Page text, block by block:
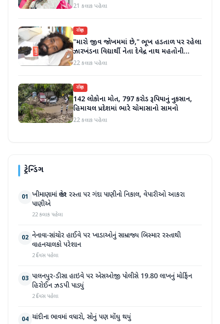
21 કલાક પહેલા
રાષ્ટ્રીય
"મારો જીવ જોખમમાં છે," ભૂખ હડતાળ પર રહેલા
ઝારખંડના વિદ્યાર્થી નેતા દેવેન્દ્ર નાથ મહતોની
તબિયત ખરાબ
22 કલાક પહેલા
રાષ્ટ્રીય
142 લોકોના મોત, 797 કરોડ રૂપિયાનું નુકસાન,
હિમાચલ પ્રદેશમાં ભારે ચોમાસાનો સામનો
22 કલાક પહેલા
ટ્રેન્ડિંગ
01 ખીમાણામાં જાહેર રસ્તા પર ગંદા પાણીનો નિકાલ, વેપારીઓ આકરા
પાણીએ
22 કલાક પહેલા
02 નેનાવા-સાંચોર હાઈવે પર ખાડાઓનું સામ્રાજ્ય બિસ્માર રસ્તાથી
વાહનચાલકો પરેશાન
2 દિવસ પહેલા
03 પાલનપુર-ડીસા હાઇવે પર એસઓજી પોલીસે 19.80 લાખનું મોર્ફિન
હિરોઈન ઝડપી પાડ્યું
2 દિવસ પહેલા
04 ચાંદીના ભાવમાં વધારો, સોનું પણ મોંઘુ થયું